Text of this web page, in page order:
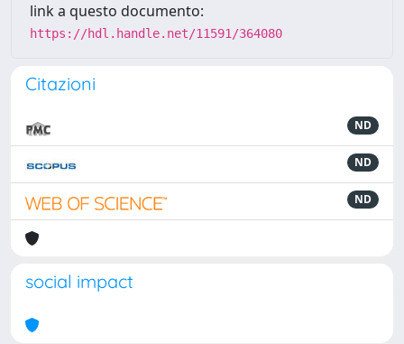
link a questo documento:
https://hdl.handle.net/11591/364080
Citazioni
ND
ND
ND
social impact